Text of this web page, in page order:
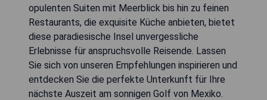
opulenten Suiten mit Meerblick bis hin zu feinen
Restaurants, die exquisite Küche anbieten, bietet
diese paradiesische Insel unvergessliche
Erlebnisse für anspruchsvolle Reisende. Lassen
Sie sich von unseren Empfehlungen inspirieren und
entdecken Sie die perfekte Unterkunft für Ihre
nächste Auszeit am sonnigen Golf von Mexiko.